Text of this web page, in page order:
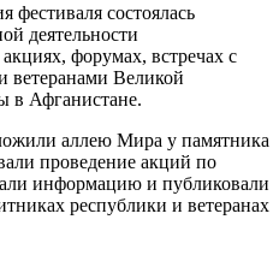
фестиваля состоялась
деятельности
форумах, встречах с
ветеранами Великой
в Афганистане.
аллею Мира у памятника
проведение акций по
информацию и публиковали
республики и ветеранах